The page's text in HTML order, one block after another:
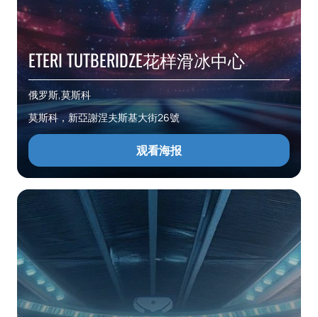
ETERI TUTBERIDZE花样滑冰中心
俄罗斯,莫斯科
莫斯科，新亞謝涅夫斯基大街26號
观看海报